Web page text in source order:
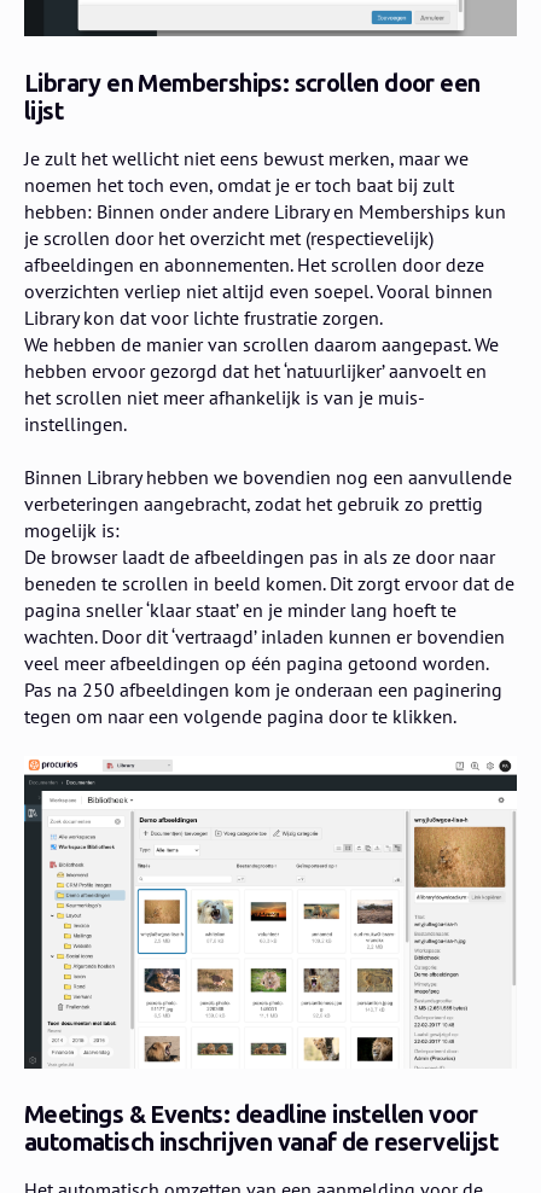
Library en Memberships: scrollen door een
lijst
Je zult het wellicht niet eens bewust merken, maar we
noemen het toch even, omdat je er toch baat bij zult
hebben: Binnen onder andere Library en Memberships kun
je scrollen door het overzicht met (respectievelijk)
afbeeldingen en abonnementen. Het scrollen door deze
overzichten verliep niet altijd even soepel. Vooral binnen
Library kon dat voor lichte frustratie zorgen.
We hebben de manier van scrollen daarom aangepast. We
hebben ervoor gezorgd dat het ‘natuurlijker’ aanvoelt en
het scrollen niet meer afhankelijk is van je muis-
instellingen.
Binnen Library hebben we bovendien nog een aanvullende
verbeteringen aangebracht, zodat het gebruik zo prettig
mogelijk is:
De browser laadt de afbeeldingen pas in als ze door naar
beneden te scrollen in beeld komen. Dit zorgt ervoor dat de
pagina sneller ‘klaar staat’ en je minder lang hoeft te
wachten. Door dit ‘vertraagd’ inladen kunnen er bovendien
veel meer afbeeldingen op één pagina getoond worden.
Pas na 250 afbeeldingen kom je onderaan een paginering
tegen om naar een volgende pagina door te klikken.
Meetings & Events: deadline instellen voor
automatisch inschrijven vanaf de reservelijst